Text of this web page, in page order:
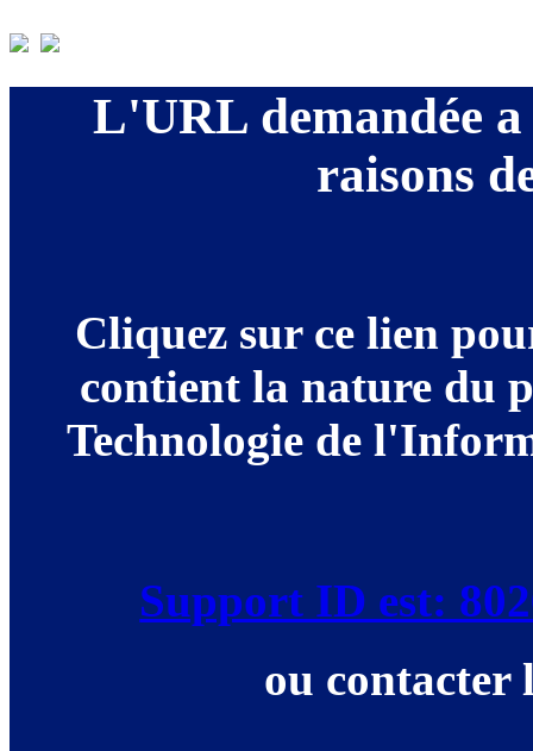
L'URL demandée a
raisons
Cliquez sur ce lien
contient la nature du
Technologie de
Support ID est:
ou contacter